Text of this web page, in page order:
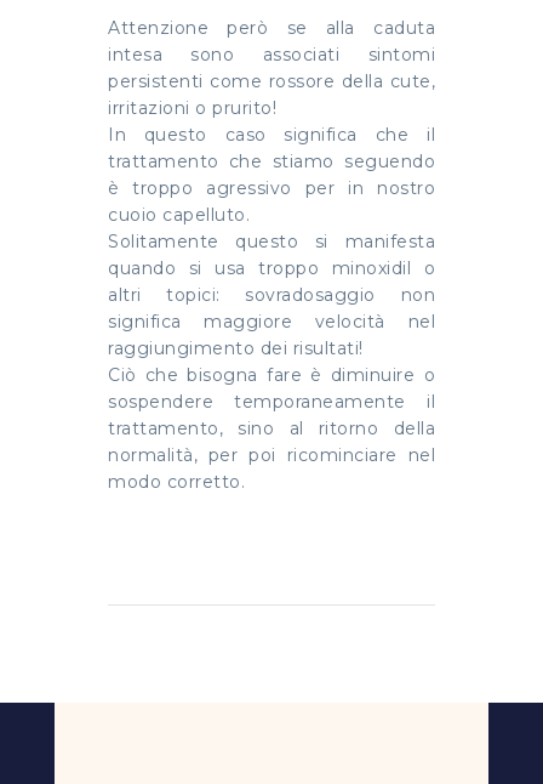
Attenzione però se alla caduta
intesa sono associati sintomi
persistenti come rossore della cute,
irritazioni o prurito!
In questo caso significa che il
trattamento che stiamo seguendo
è troppo agressivo per in nostro
cuoio capelluto.
Solitamente questo si manifesta
quando si usa troppo minoxidil o
altri topici: sovradosaggio non
significa maggiore velocità nel
raggiungimento dei risultati!
Ciò che bisogna fare è diminuire o
sospendere temporaneamente il
trattamento, sino al ritorno della
normalità, per poi ricominciare nel
modo corretto.